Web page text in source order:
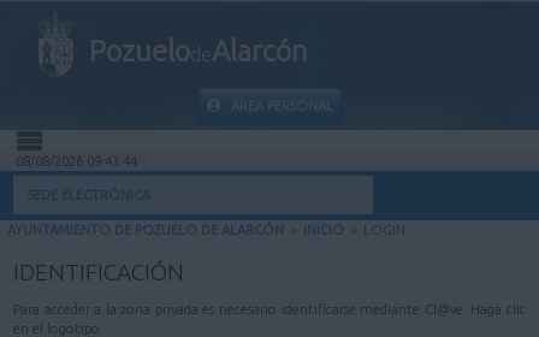
PozuelodeAlarcón
ÁREA PERSONAL
INICIO
MI CARPETA
08/08/2026 09:43:44
SEDE ELECTRÓNICA
AYUNTAMIENTO DE POZUELO DE ALARCÓN > INICIO > LOGIN
IDENTIFICACIÓN
Para acceder a la zona privada es necesario identificarse mediante Cl@ve. Haga clic
en el logotipo.